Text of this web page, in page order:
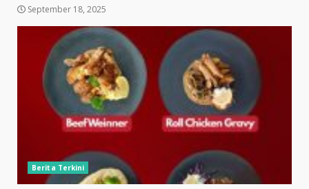
September 18, 2025
Berita Terkini